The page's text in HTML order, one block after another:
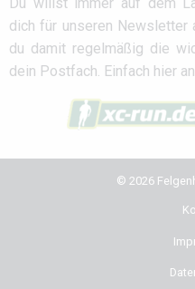
dich für unseren Newsletter
du damit regelmäßig die
dein Postfach. Einfach hier
© 2026